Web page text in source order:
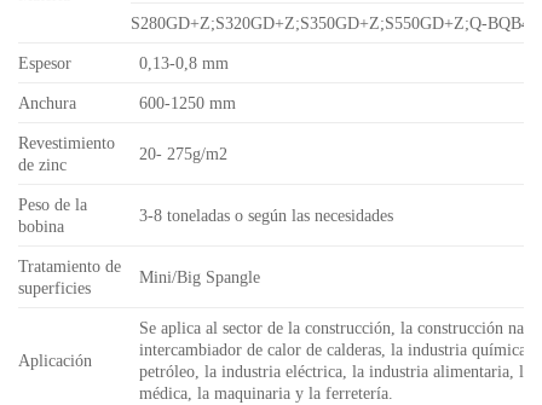
S280GD+Z;S320GD+Z;S350GD+Z;S550GD+Z;Q-
Espesor 0,13-0,8 mm
Anchura 600-1250 mm
Revestimiento
de zinc
20- 275g/m2
Peso de la
bobina
3-8 toneladas o según las necesidades
Tratamiento de
superficies
Mini/Big Spangle
Aplicación
Se aplica al sector de la construcción, la construcción
intercambiador de calor de calderas, la industria química
petróleo, la industria eléctrica, la industria alimentaria, la
médica, la maquinaria y la ferretería.